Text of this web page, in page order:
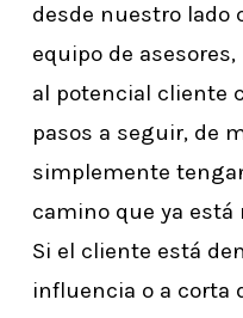
desde nuestro lado
equipo de
al potencial cliente
pasos a seguir, de
simplemente
camino que ya está
Si el cliente está
influencia o a corta